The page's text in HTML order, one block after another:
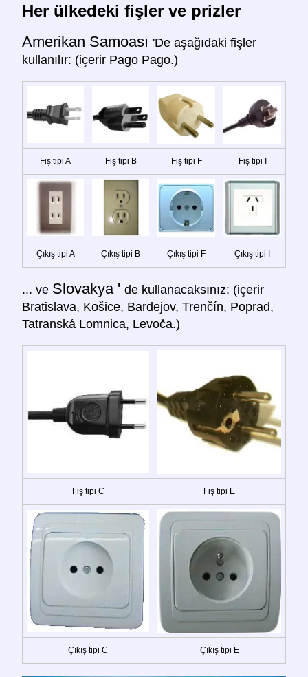
Her ülkedeki fişler ve prizler
Amerikan Samoası 'De aşağıdaki fişler
kullanılır: (içerir Pago Pago.)
Fiş tipi A Fiş tipi B Fiş tipi F Fiş tipi I
Çıkış tipi A Çıkış tipi B Çıkış tipi F Çıkış tipi I
... ve Slovakya ' de kullanacaksınız: (içerir
Bratislava, Košice, Bardejov, Trenčín, Poprad,
Tatranská Lomnica, Levoča.)
Fiş tipi C Fiş tipi E
Çıkış tipi C Çıkış tipi E